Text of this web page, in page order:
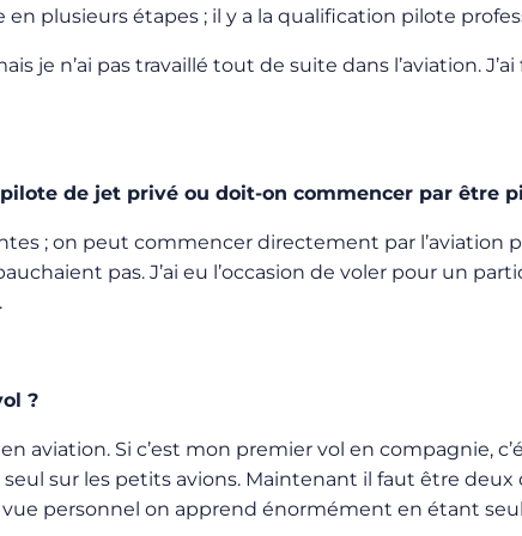
en plusieurs étapes ; il y a la qualification pilote
je n’ai pas travaillé tout de suite dans
de jet privé ou doit-on commencer par être
; on peut commencer directement par l’aviation
pas. J’ai eu l’occasion de voler pour un
?
aviation. Si c’est mon premier vol en compagnie,
sur les petits avions. Maintenant il faut être
personnel on apprend énormément en étant